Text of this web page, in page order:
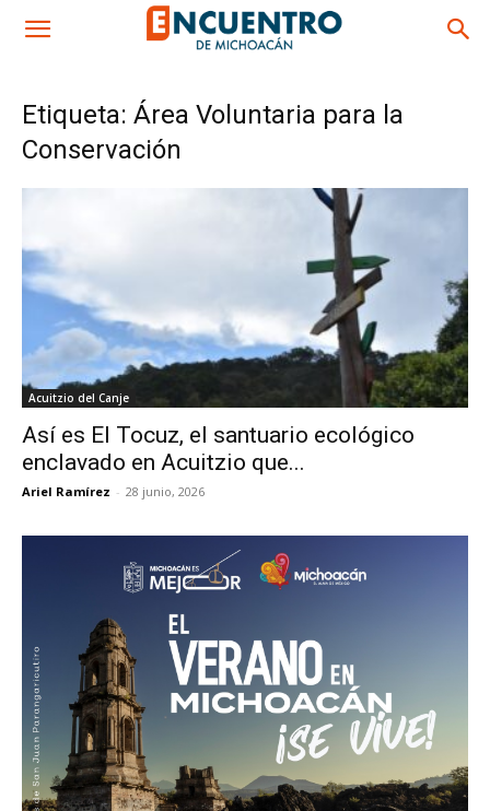
Etiqueta: Área Voluntaria para la
Conservación
Acuitzio del Canje
Así es El Tocuz, el santuario ecológico
enclavado en Acuitzio que...
Ariel Ramírez - 28 junio, 2026